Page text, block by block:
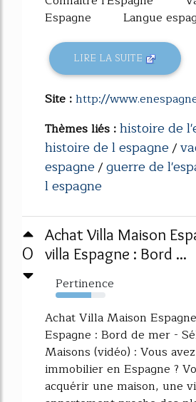
Espagne Langue
LIRE LA SUITE
Site :http://
Thèmes liés :histoire de
histoire de l espagne/
espagne/guerre de
l espagne
0
Achat Villa Maison
villa Espagne : Bord ...
Pertinence
71%
Achat Villa Maison
Espagne : Bord de mer -
Maisons (vidéo) : Vous
immobilier en Espagne ?
acquérir une maison, une